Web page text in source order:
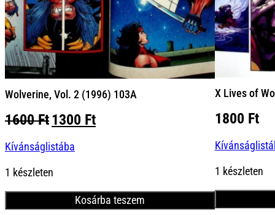
Wolverine, Vol. 2 (1996) 103A
1600FtOriginal
was:
1300 FtCurrent
Kívánságlistába
1 készleten
Kosárba teszem
X Lives of
1800 Ft
1 készleten